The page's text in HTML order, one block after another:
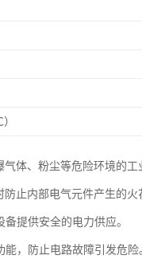
体、粉尘等危险环境的
止内部电气元件产生的火
提供安全的电力供应。
，防止电路故障引发危险